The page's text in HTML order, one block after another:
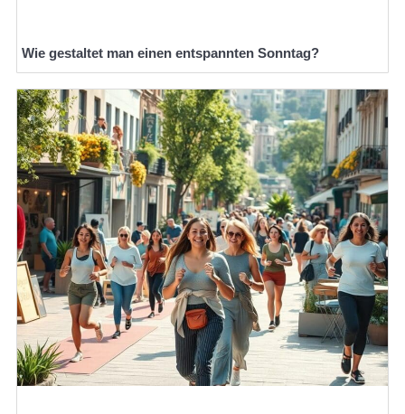
Wie gestaltet man einen entspannten Sonntag?